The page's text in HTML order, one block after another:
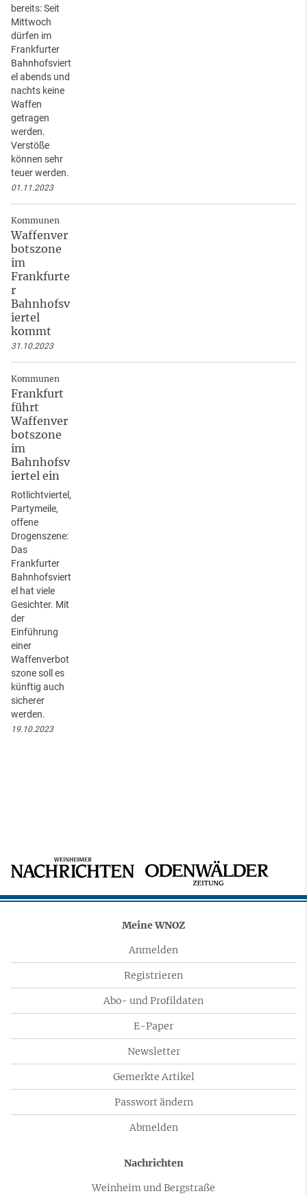
bereits: Seit
Mittwoch
dürfen im
Frankfurter
Bahnhofsviert
el abends und
nachts keine
Waffen
getragen
werden.
Verstöße
können sehr
teuer werden.
01.11.2023
Kommunen
Waffenver
botszone
im
Frankfurte
r
Bahnhofsv
iertel
kommt
31.10.2023
Kommunen
Frankfurt
führt
Waffenver
botszone
im
Bahnhofsv
iertel ein
Rotlichtviertel,
Partymeile,
offene
Drogenszene:
Das
Frankfurter
Bahnhofsviert
el hat viele
Gesichter. Mit
der
Einführung
einer
Waffenverbot
szone soll es
künftig auch
sicherer
werden.
19.10.2023
Meine WNOZ
Anmelden
Registrieren
Abo- und Profildaten
E-Paper
Newsletter
Gemerkte Artikel
Passwort ändern
Abmelden
Nachrichten
Weinheim und Bergstraße